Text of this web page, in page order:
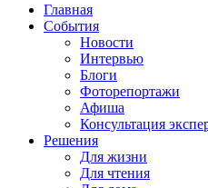
Главная
События
Новости
Интервью
Блоги
Фоторепортажи
Афиша
Консультация
Решения
Для жизни
Для чтения